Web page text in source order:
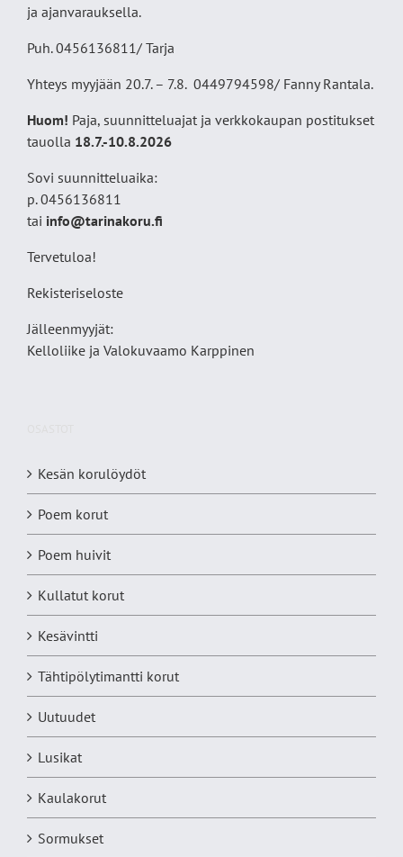
ja ajanvarauksella.
Puh. 0456136811/ Tarja
Yhteys myyjään 20.7. – 7.8. 0449794598/ Fanny Rantala.
Huom! Paja, suunnitteluajat ja verkkokaupan postitukset
tauolla 18.7.-10.8.2026
Sovi suunnitteluaika:
p. 0456136811
tai info@tarinakoru.fi
Tervetuloa!
Rekisteriseloste
Jälleenmyyjät:
Kelloliike ja Valokuvaamo Karppinen
Kesän korulöydöt
Poem korut
Poem huivit
Kullatut korut
Kesävintti
Tähtipölytimantti korut
Uutuudet
Lusikat
Kaulakorut
Sormukset